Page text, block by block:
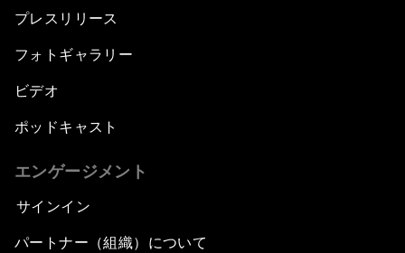
プレスリリース
フォトギャラリー
ビデオ
ポッドキャスト
エンゲージメント
サインイン
パートナー（組織）について